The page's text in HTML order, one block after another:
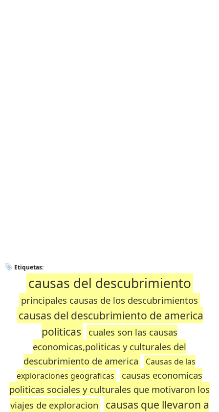
Etiquetas:
causas del descubrimiento
principales causas de los descubrimientos
causas del descubrimiento de america
politicas
cuales son las causas
economicas,politicas y culturales del
descubrimiento de america
Causas de las
exploraciones geograficas
causas economicas
politicas sociales y culturales que motivaron los
viajes de exploracion
causas que llevaron a